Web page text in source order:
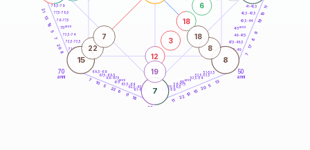
50
anni
60
70
anni
41-42,5
42,5-43,5
43,5-44
46-47,5
47,5-48,5
48,5-49
51-52,5
52,5-53,5
53,5-54
56-57,5
57,5-58,5
58,5-59
61-62,5
62,5-63,5
63,5-64
66-67,5
67,5-68,5
68,5-69
71-72,5
72,5-73,5
73,5-74
76-77,5
77,5-78,5
78,5-79 11
10
19
9
8
17
7
13
5
20
15
10
22
11
18
11
6
22
5
10
7
8
20
7
5
18
13
21
7
15 8
12
3
18
6
19
22
7
8
18
45anni
55anni
65anni
75anni